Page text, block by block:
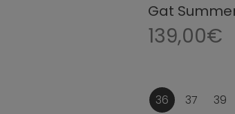
Gat
139,00€
36 37 39